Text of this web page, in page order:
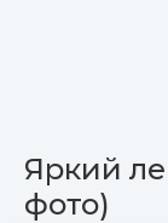
Яркий
фото)